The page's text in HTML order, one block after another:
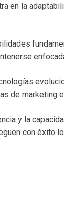
en la
de marketing
y la
con éxito